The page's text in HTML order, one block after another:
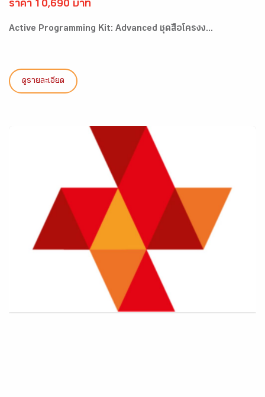
ราคา 10,690 บาท
Active Programming Kit: Advanced ชุดสื่อโครงง...
ดูรายละเอียด